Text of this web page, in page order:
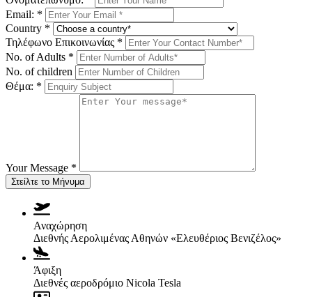
Email: *
Country *
Τηλέφωνο Επικοινωνίας *
No. of Adults *
No. of children
Θέμα: *
Your Message *
Στείλτε το Μήνυμα
Αναχώρηση
Διεθνής Αερολιμένας Αθηνών «Ελευθέριος Βενιζέλος»
Άφιξη
Διεθνές αεροδρόμιο Nicola Tesla